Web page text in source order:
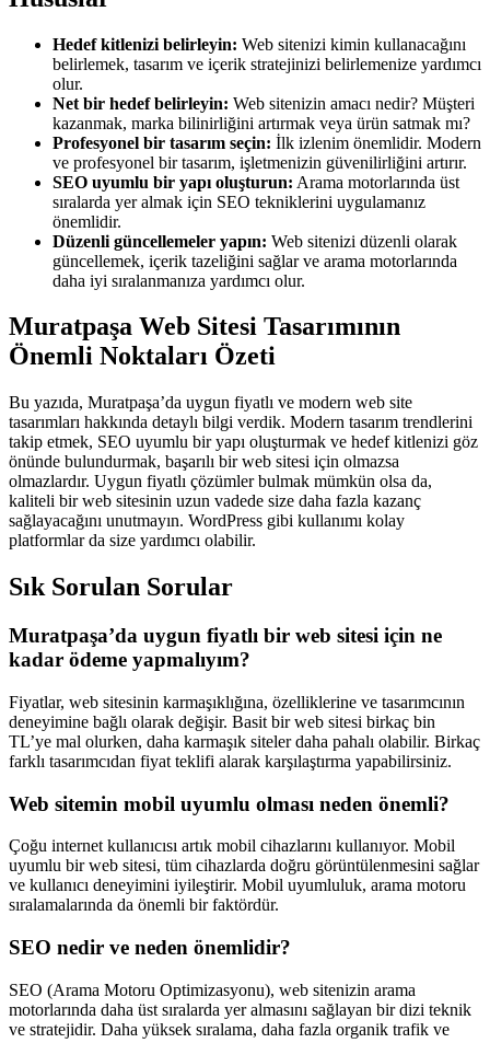
Hedef kitlenizi belirleyin: Web sitenizi kimin kullanacağını
belirlemek, tasarım ve içerik stratejinizi belirlemenize yardımcı
olur.
Net bir hedef belirleyin: Web sitenizin amacı nedir? Müşteri
kazanmak, marka bilinirliğini artırmak veya ürün satmak mı?
Profesyonel bir tasarım seçin: İlk izlenim önemlidir. Modern
ve profesyonel bir tasarım, işletmenizin güvenilirliğini artırır.
SEO uyumlu bir yapı oluşturun: Arama motorlarında üst
sıralarda yer almak için SEO tekniklerini uygulamanız
önemlidir.
Düzenli güncellemeler yapın: Web sitenizi düzenli olarak
güncellemek, içerik tazeliğini sağlar ve arama motorlarında
daha iyi sıralanmanıza yardımcı olur.
Muratpaşa Web Sitesi Tasarımının
Önemli Noktaları Özeti
Bu yazıda, Muratpaşa’da uygun fiyatlı ve modern web site
tasarımları hakkında detaylı bilgi verdik. Modern tasarım trendlerini
takip etmek, SEO uyumlu bir yapı oluşturmak ve hedef kitlenizi göz
önünde bulundurmak, başarılı bir web sitesi için olmazsa
olmazlardır. Uygun fiyatlı çözümler bulmak mümkün olsa da,
kaliteli bir web sitesinin uzun vadede size daha fazla kazanç
sağlayacağını unutmayın. WordPress gibi kullanımı kolay
platformlar da size yardımcı olabilir.
Sık Sorulan Sorular
Muratpaşa’da uygun fiyatlı bir web sitesi için ne
kadar ödeme yapmalıyım?
Fiyatlar, web sitesinin karmaşıklığına, özelliklerine ve tasarımcının
deneyimine bağlı olarak değişir. Basit bir web sitesi birkaç bin
TL’ye mal olurken, daha karmaşık siteler daha pahalı olabilir. Birkaç
farklı tasarımcıdan fiyat teklifi alarak karşılaştırma yapabilirsiniz.
Web sitemin mobil uyumlu olması neden önemli?
Çoğu internet kullanıcısı artık mobil cihazlarını kullanıyor. Mobil
uyumlu bir web sitesi, tüm cihazlarda doğru görüntülenmesini sağlar
ve kullanıcı deneyimini iyileştirir. Mobil uyumluluk, arama motoru
sıralamalarında da önemli bir faktördür.
SEO nedir ve neden önemlidir?
SEO (Arama Motoru Optimizasyonu), web sitenizin arama
motorlarında daha üst sıralarda yer almasını sağlayan bir dizi teknik
ve stratejidir. Daha yüksek sıralama, daha fazla organik trafik ve